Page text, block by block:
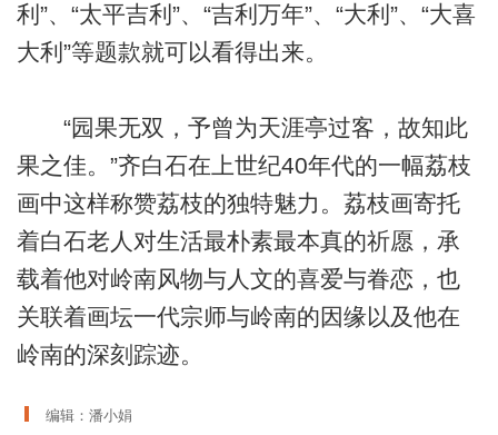
利”、“太平吉利”、“吉利万年”、“大利”、“大喜
大利”等题款就可以看得出来。
“园果无双，予曾为天涯亭过客，故知此
果之佳。”齐白石在上世纪40年代的一幅荔枝
画中这样称赞荔枝的独特魅力。荔枝画寄托
着白石老人对生活最朴素最本真的祈愿，承
载着他对岭南风物与人文的喜爱与眷恋，也
关联着画坛一代宗师与岭南的因缘以及他在
岭南的深刻踪迹。
编辑：潘小娟